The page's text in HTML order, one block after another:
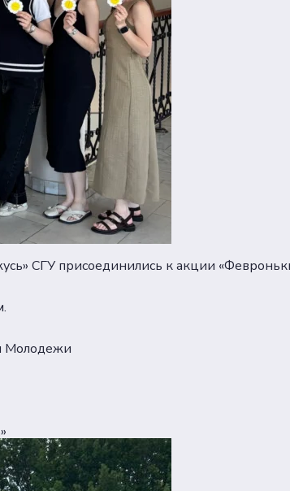
СГУ присоединились к акции
Молодежи